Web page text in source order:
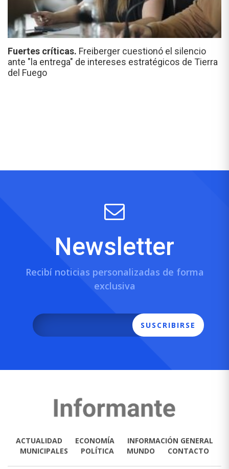
Fuertes críticas. Freiberger cuestionó el silencio
ante "la entrega" de intereses estratégicos de Tierra
del Fuego
Newsletter
Recibí noticias personalizadas de forma
exclusiva
SUSCRIBIRSE
ACTUALIDAD ECONOMÍA
INFORMACIÓN GENERAL
MUNICIPALES
POLÍTICA MUNDO CONTACTO